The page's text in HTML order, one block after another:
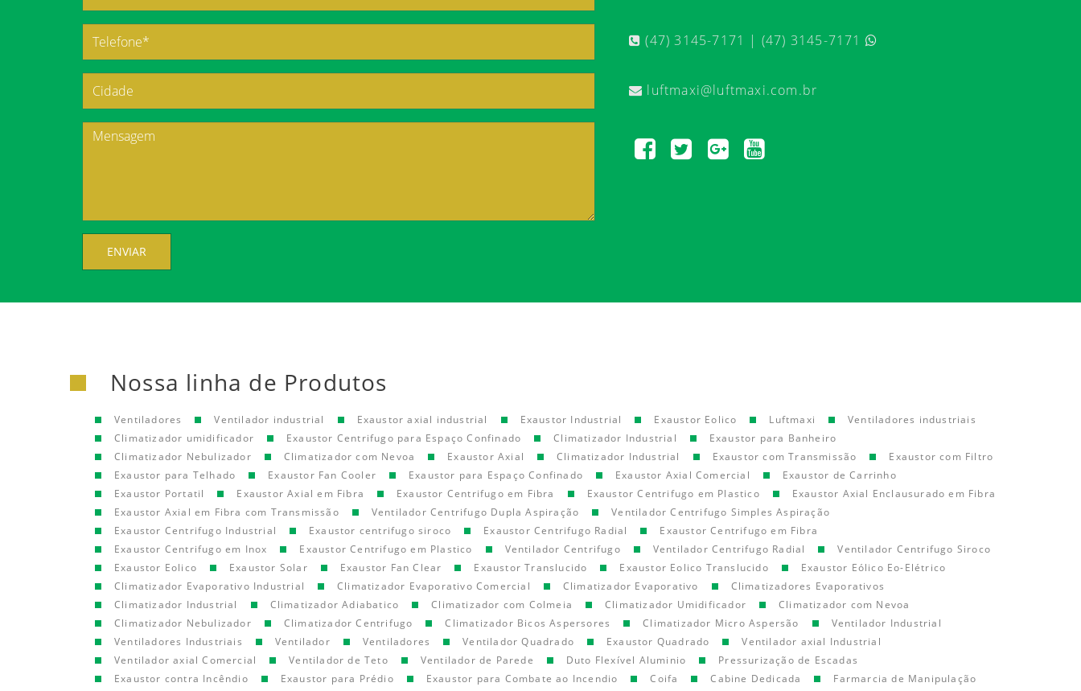
ENVIAR
(47) 3145-7171 | (47) 3145-7171
luftmaxi@luftmaxi.com.br
Nossa linha de Produtos
Ventiladores Ventilador industrial Exaustor axial industrial Exaustor Industrial Exaustor Eolico Luftmaxi
Ventiladores industriais
Climatizador umidificador
Exaustor Centrifugo para Espaço Confinado Climatizador Industrial
Exaustor para Banheiro
Climatizador Nebulizador
Climatizador com Nevoa Exaustor Axial Climatizador Industrial Exaustor com Transmissão
Exaustor com Filtro
Exaustor para Telhado
Exaustor Fan Cooler Exaustor para Espaço Confinado Exaustor Axial Comercial
Exaustor de Carrinho
Exaustor Portatil
Exaustor Axial em Fibra Exaustor Centrifugo em Fibra Exaustor Centrifugo em Plastico
Exaustor Axial Enclausurado em Fibra
Exaustor Axial em Fibra com Transmissão
Ventilador Centrifugo Dupla Aspiração
Ventilador Centrifugo Simples Aspiração
Exaustor Centrifugo Industrial
Exaustor centrifugo siroco Exaustor Centrifugo Radial
Exaustor Centrifugo em Fibra
Exaustor Centrifugo em Inox
Exaustor Centrifugo em Plastico Ventilador Centrifugo Ventilador Centrifugo Radial
Ventilador Centrifugo Siroco
Exaustor Eolico
Exaustor Solar Exaustor Fan Clear Exaustor Translucido Exaustor Eolico Translucido
Exaustor Eólico Eo-Elétrico
Climatizador Evaporativo Industrial
Climatizador Evaporativo Comercial Climatizador Evaporativo
Climatizadores Evaporativos
Climatizador Industrial
Climatizador Adiabatico Climatizador com Colmeia Climatizador Umidificador
Climatizador com Nevoa
Climatizador Nebulizador
Climatizador Centrifugo Climatizador Bicos Aspersores Climatizador Micro Aspersão
Ventilador Industrial
Ventiladores Industriais
Ventilador Ventiladores Ventilador Quadrado Exaustor Quadrado
Ventilador axial Industrial
Ventilador axial Comercial
Ventilador de Teto Ventilador de Parede Duto Flexível Aluminio
Pressurização de Escadas
Exaustor contra Incêndio
Exaustor para Prédio Exaustor para Combate ao Incendio Coifa Cabine Dedicada
Farmarcia de Manipulação